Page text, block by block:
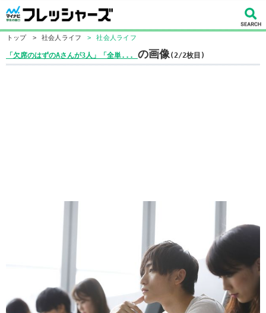
トップ > 社会人ライフ > 社会人ライフ
「欠席のはずのAさんが3人」「全単... の画像(2/2枚目)